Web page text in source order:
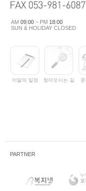
AM 09:00 ~ PM 18:00
SUN & HOLIDAY CLOSED
이달의 일정 찾아오시는 길
PARTNER